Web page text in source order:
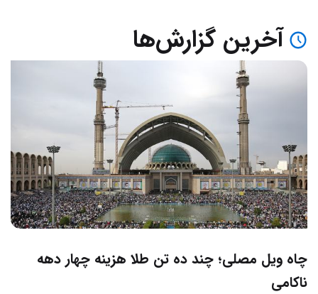
آخرین گزارش‌ها
چاه ویل مصلی؛ چند ده تن طلا هزینه چهار دهه
ناکامی